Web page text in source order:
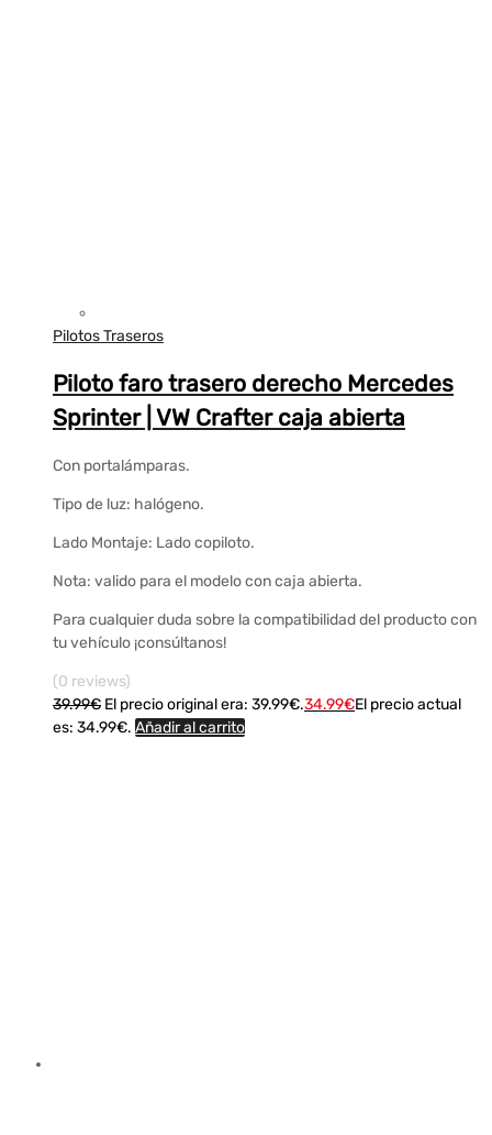
Pilotos Traseros
Piloto faro trasero derecho Mercedes
Sprinter | VW Crafter caja abierta
Con portalámparas.
Tipo de luz: halógeno.
Lado Montaje: Lado copiloto.
Nota: valido para el modelo con caja abierta.
Para cualquier duda sobre la compatibilidad del producto con
tu vehículo ¡consúltanos!
(0 reviews)
39.99€ El precio original era: 39.99€.34.99€El precio actual
es: 34.99€. Añadir al carrito